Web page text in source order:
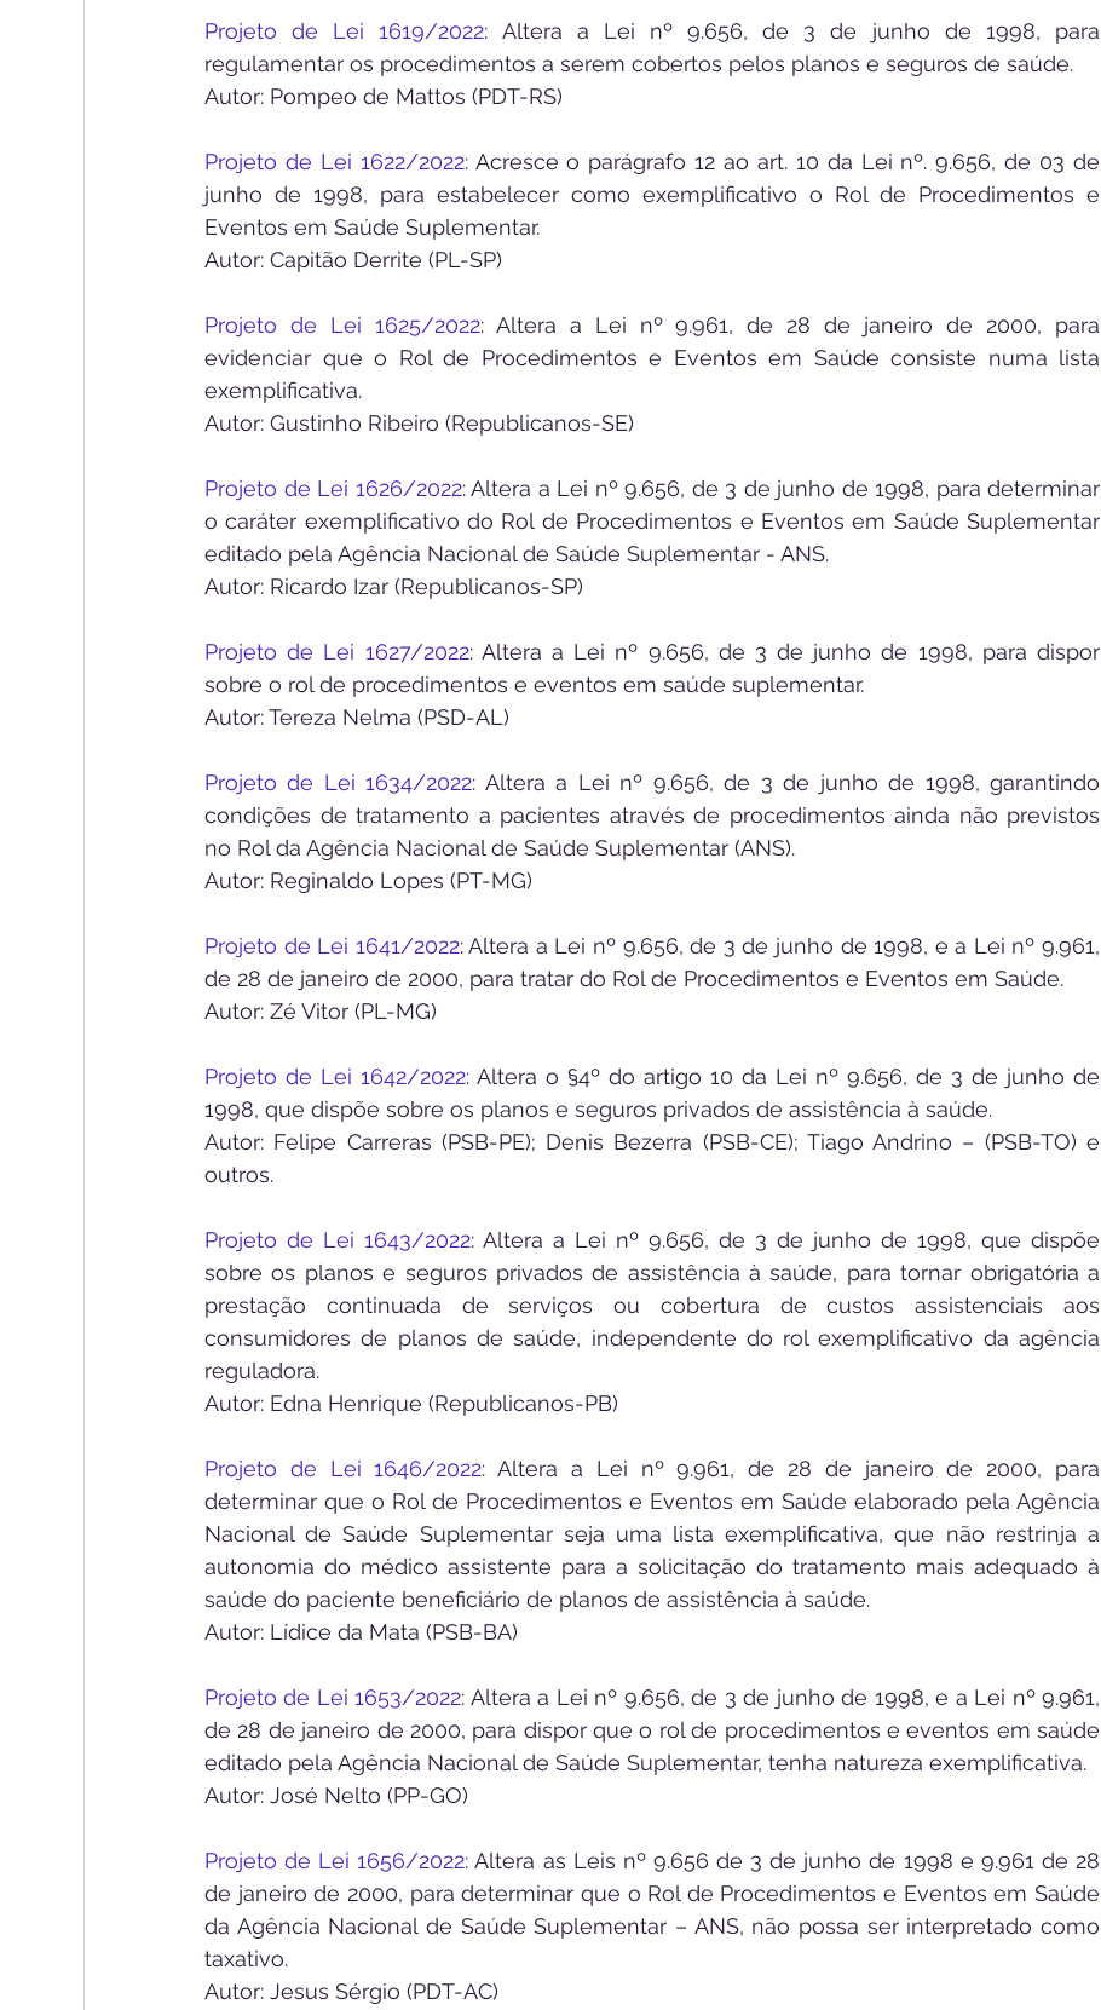
Projeto de Lei 1619/2022: Altera a Lei nº 9.656, de 3 de junho de 1998, para
regulamentar os procedimentos a serem cobertos pelos planos e seguros de saúde.
Autor: Pompeo de Mattos (PDT-RS)
Projeto de Lei 1622/2022: Acresce o parágrafo 12 ao art. 10 da Lei nº. 9.656, de 03 de
junho de 1998, para estabelecer como exemplificativo o Rol de Procedimentos e
Eventos em Saúde Suplementar.
Autor: Capitão Derrite (PL-SP)
Projeto de Lei 1625/2022: Altera a Lei nº 9.961, de 28 de janeiro de 2000, para
evidenciar que o Rol de Procedimentos e Eventos em Saúde consiste numa lista
exemplificativa.
Autor: Gustinho Ribeiro (Republicanos-SE)
Projeto de Lei 1626/2022: Altera a Lei nº 9.656, de 3 de junho de 1998, para determinar
o caráter exemplificativo do Rol de Procedimentos e Eventos em Saúde Suplementar
editado pela Agência Nacional de Saúde Suplementar - ANS.
Autor: Ricardo Izar (Republicanos-SP)
Projeto de Lei 1627/2022: Altera a Lei nº 9.656, de 3 de junho de 1998, para dispor
sobre o rol de procedimentos e eventos em saúde suplementar.
Autor: Tereza Nelma (PSD-AL)
Projeto de Lei 1634/2022: Altera a Lei nº 9.656, de 3 de junho de 1998, garantindo
condições de tratamento a pacientes através de procedimentos ainda não previstos
no Rol da Agência Nacional de Saúde Suplementar (ANS).
Autor: Reginaldo Lopes (PT-MG)
Projeto de Lei 1641/2022: Altera a Lei nº 9.656, de 3 de junho de 1998, e a Lei nº 9.961,
de 28 de janeiro de 2000, para tratar do Rol de Procedimentos e Eventos em Saúde.
Autor: Zé Vitor (PL-MG)
Projeto de Lei 1642/2022: Altera o §4º do artigo 10 da Lei nº 9.656, de 3 de junho de
1998, que dispõe sobre os planos e seguros privados de assistência à saúde.
Autor: Felipe Carreras (PSB-PE); Denis Bezerra (PSB-CE); Tiago Andrino – (PSB-TO) e
outros.
Projeto de Lei 1643/2022: Altera a Lei nº 9.656, de 3 de junho de 1998, que dispõe
sobre os planos e seguros privados de assistência à saúde, para tornar obrigatória a
prestação continuada de serviços ou cobertura de custos assistenciais aos
consumidores de planos de saúde, independente do rol exemplificativo da agência
reguladora.
Autor: Edna Henrique (Republicanos-PB)
Projeto de Lei 1646/2022: Altera a Lei nº 9.961, de 28 de janeiro de 2000, para
determinar que o Rol de Procedimentos e Eventos em Saúde elaborado pela Agência
Nacional de Saúde Suplementar seja uma lista exemplificativa, que não restrinja a
autonomia do médico assistente para a solicitação do tratamento mais adequado à
saúde do paciente beneficiário de planos de assistência à saúde.
Autor: Lídice da Mata (PSB-BA)
Projeto de Lei 1653/2022: Altera a Lei nº 9.656, de 3 de junho de 1998, e a Lei nº 9.961,
de 28 de janeiro de 2000, para dispor que o rol de procedimentos e eventos em saúde
editado pela Agência Nacional de Saúde Suplementar, tenha natureza exemplificativa.
Autor: José Nelto (PP-GO)
Projeto de Lei 1656/2022: Altera as Leis nº 9.656 de 3 de junho de 1998 e 9.961 de 28
de janeiro de 2000, para determinar que o Rol de Procedimentos e Eventos em Saúde
da Agência Nacional de Saúde Suplementar – ANS, não possa ser interpretado como
taxativo.
Autor: Jesus Sérgio (PDT-AC)